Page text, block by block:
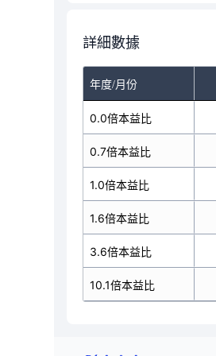
詳細數據
年度/月份
2025/07
0.0倍本益比
0.7倍本益比
1.0倍本益比
1.6倍本益比
3.6倍本益比
10.1倍本益比
無
24.06
34.37
54.99
123.73
347.14